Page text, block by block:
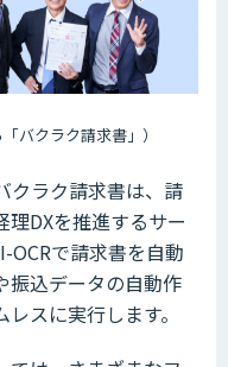
バクラク請求書」）
クラク請求書は、請
DXを推進するサー
OCRで請求書を自動
振込データの自動作
スに実行します。